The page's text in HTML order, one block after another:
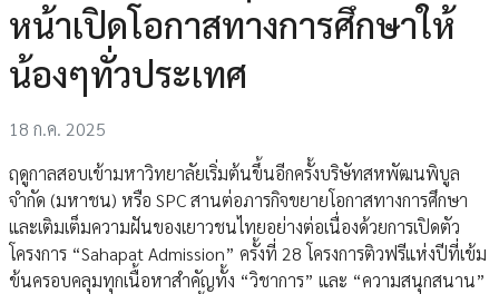
หน้าเปิดโอกาสทางการศึกษาให้
น้องๆทั่วประเทศ
18 ก.ค. 2025
ฤดูกาลสอบเข้ามหาวิทยาลัยเริ่มต้นขึ้นอีกครั้งบริษัทสหพัฒนพิบูล
จำกัด (มหาชน) หรือ SPC สานต่อภารกิจขยายโอกาสทางการศึกษา
และเติมเต็มความฝันของเยาวชนไทยอย่างต่อเนื่องด้วยการเปิดตัว
โครงการ “Sahapat Admission” ครั้งที่ 28 โครงการติวฟรีแห่งปีที่เข้ม
ข้นครอบคลุมทุกเนื้อหาสำคัญทั้ง “วิชาการ” และ “ความสนุกสนาน”